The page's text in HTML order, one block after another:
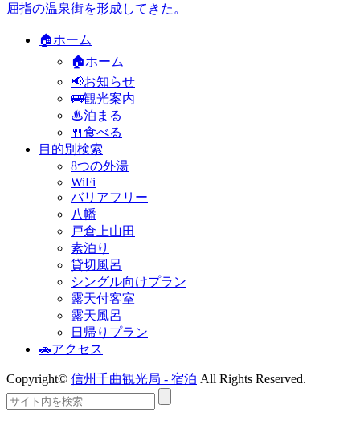
屈指の温泉街を形成してきた。
🏠ホーム
🏠ホーム
📢お知らせ
🚌観光案内
♨泊まる
🍴食べる
目的別検索
8つの外湯
WiFi
バリアフリー
八幡
戸倉上山田
素泊り
貸切風呂
シングル向けプラン
露天付客室
露天風呂
日帰りプラン
🚗アクセス
Copyright© 信州千曲観光局 - 宿泊 All Rights Reserved.